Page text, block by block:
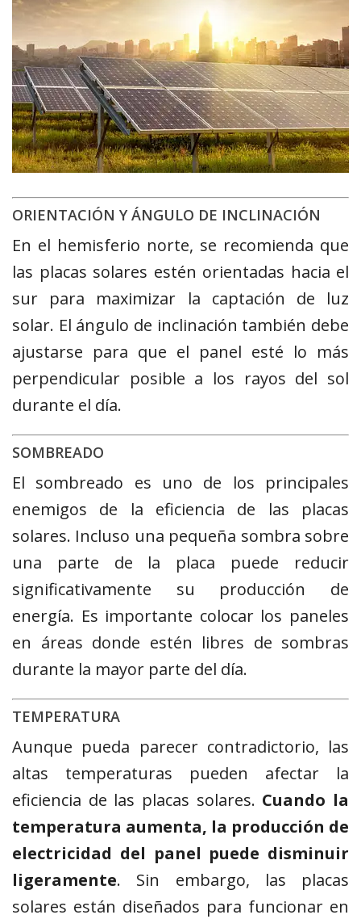
ORIENTACIÓN Y ÁNGULO DE INCLINACIÓN
En el hemisferio norte, se recomienda que
las placas solares estén orientadas hacia el
sur para maximizar la captación de luz
solar. El ángulo de inclinación también debe
ajustarse para que el panel esté lo más
perpendicular posible a los rayos del sol
durante el día.
SOMBREADO
El sombreado es uno de los principales
enemigos de la eficiencia de las placas
solares. Incluso una pequeña sombra sobre
una parte de la placa puede reducir
significativamente su producción de
energía. Es importante colocar los paneles
en áreas donde estén libres de sombras
durante la mayor parte del día.
TEMPERATURA
Aunque pueda parecer contradictorio, las
altas temperaturas pueden afectar la
eficiencia de las placas solares. Cuando la
temperatura aumenta, la producción de
electricidad del panel puede disminuir
ligeramente. Sin embargo, las placas
solares están diseñados para funcionar en